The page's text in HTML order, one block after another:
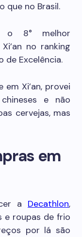
que no Brasil.
o 8° melhor
no ranking
de Excelência.
Xi’an, provei
e não
cervejas, mas
em
a Decathlon,
e roupas de frio
por lá são